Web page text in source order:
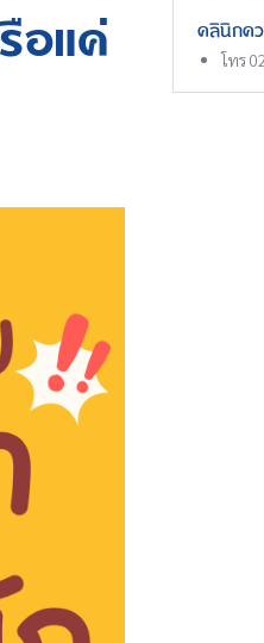
อแค่
คลินิกค
โทร